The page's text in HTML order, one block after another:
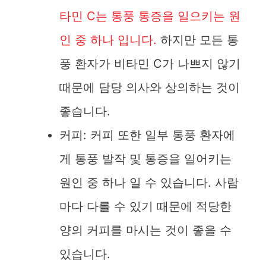
타민 C는 통풍 통증을 일으키는 원
인 중 하나 입니다. 하지만 모든 통
풍 환자가 비타민 C가 나쁘지 않기
때문에 담당 의사와 상의하는 것이
좋습니다.
커피: 커피 또한 일부 통풍 환자에
게 통풍 발작 및 통증을 일어키는
원인 중 하나 일 수 있습니다. 사람
마다 다를 수 있기 때문에 적당한
양의 커피를 마시는 것이 좋을 수
있습니다.